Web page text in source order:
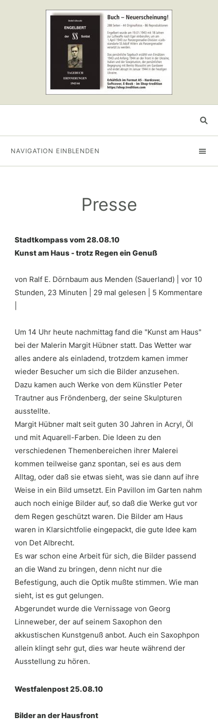
NAVIGATION EINBLENDEN
Presse
Stadtkompass vom 28.08.10
Kunst am Haus - trotz Regen ein Genuß
von Ralf E. Dörnbaum aus Menden (Sauerland) | vor 10
Stunden, 23 Minuten | 29 mal gelesen | 5 Kommentare
Um 14 Uhr heute nachmittag fand die "Kunst am Haus"
bei der Malerin Margit Hübner statt. Das Wetter war
alles andere als einladend, trotzdem kamen immer
wieder Besucher um sich die Bilder anzusehen.
Dazu kamen auch Werke von dem Künstler Peter
Trautner aus Fröndenberg, der seine Skulpturen
ausstellte.
Margit Hübner malt seit guten 30 Jahren in Acryl, Öl
und mit Aquarell-Farben. Die Ideen zu den
verschiedenen Themenbereichen ihrer Malerei
kommen teilweise ganz spontan, sei es aus dem
Alltag, oder daß sie etwas sieht, was sie dann auf ihre
Weise in ein Bild umsetzt. Ein Pavillon im Garten nahm
auch noch einige Bilder auf, so daß die Werke gut vor
dem Regen geschützt waren. Die Bilder am Haus
waren in Klarsichtfolie eingepackt, die gute Idee kam
von Det Albrecht.
Es war schon eine Arbeit für sich, die Bilder passend
an die Wand zu bringen, denn nicht nur die
Befestigung, auch die Optik mußte stimmen. Wie man
sieht, ist es gut gelungen.
Abgerundet wurde die Vernissage von Georg
Linneweber, der auf seinem Saxophon den
akkustischen Kunstgenuß anbot. Auch ein Saxophpon
allein klingt sehr gut, dies war heute während der
Ausstellung zu hören.
Westfalenpost 25.08.10
Bilder an der Hausfront